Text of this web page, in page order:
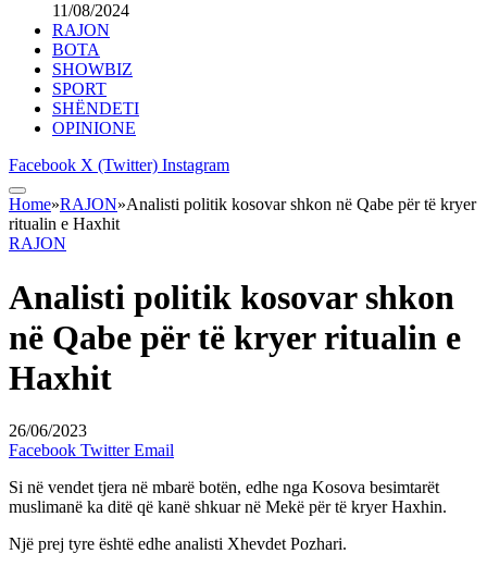
11/08/2024
RAJON
BOTA
SHOWBIZ
SPORT
SHËNDETI
OPINIONE
Facebook X (Twitter) Instagram
Home»RAJON»Analisti politik kosovar shkon në Qabe për të kryer
ritualin e Haxhit
RAJON
Analisti politik kosovar shkon
në Qabe për të kryer ritualin e
Haxhit
26/06/2023
Facebook Twitter Email
Si në vendet tjera në mbarë botën, edhe nga Kosova besimtarët
muslimanë ka ditë që kanë shkuar në Mekë për të kryer Haxhin.
Një prej tyre është edhe analisti Xhevdet Pozhari.